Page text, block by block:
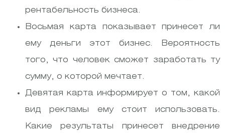
рентабельность бизнеса.
Восьмая карта показывает принесет ли
ему деньги этот бизнес. Вероятность
того, что человек сможет заработать ту
сумму, о которой мечтает.
Девятая карта информирует о том, какой
вид рекламы ему стоит использовать.
Какие результаты принесет внедрение